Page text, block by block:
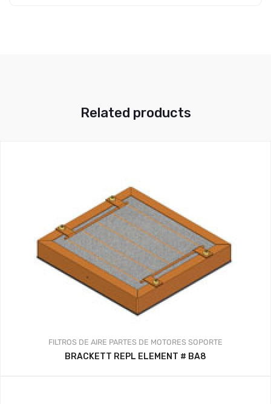
Related products
FILTROS DE AIRE PARTES DE MOTORES SOPORTE
BRACKETT REPL ELEMENT # BA8